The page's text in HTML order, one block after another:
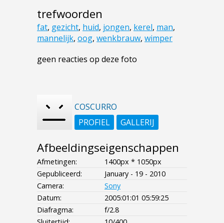
trefwoorden
fat, gezicht, huid, jongen, kerel, man,
mannelijk, oog, wenkbrauw, wimper
geen reacties op deze foto
COSCURRO
PROFIEL
GALLERIJ
Afbeeldingseigenschappen
Afmetingen:
1400px * 1050px
Gepubliceerd:
January - 19 - 2010
Camera:
Sony
Datum:
2005:01:01 05:59:25
Diafragma:
f/2.8